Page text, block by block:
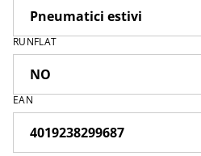
RUNFLAT
EAN